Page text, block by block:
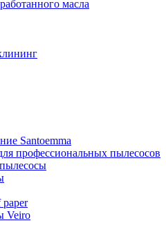
масла
Santoemma
профессиональных пылесосов
Veiro